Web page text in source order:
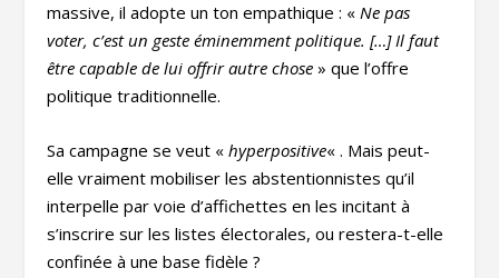
massive, il adopte un ton empathique : «Ne pas
voter, c’est un geste éminemment politique. […] Il faut
être capable de lui offrir autre chose » que l’offre
politique traditionnelle.
Sa campagne se veut «hyperpositive« . Mais peut-
elle vraiment mobiliser les abstentionnistes qu’il
interpelle par voie d’affichettes en les incitant à
s’inscrire sur les listes électorales, ou restera-t-elle
confinée à une base fidèle ?